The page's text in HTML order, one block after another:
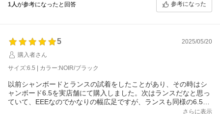
1人が参考になったと回答 参考になった
5
2025/05/20
購入者さん
サイズ:6.5 | カラー:NOIR/ブラック
以前シャンボードとランスの試着をしたことがあり、その時はシ
ャンボード6.5を実店舗にて購入しました。次はランスだなと思っ
ていて、EEEなのでかなりの幅広足ですが、ランスも同様の6.5を
通販で買うことにしました。実店舗でもシャンボードとランスは
さらに表示